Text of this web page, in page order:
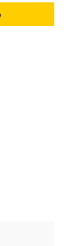
Wert